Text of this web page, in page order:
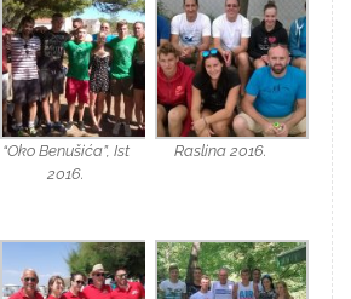
“Oko Benušića”, Ist
2016.
Raslina 2016.